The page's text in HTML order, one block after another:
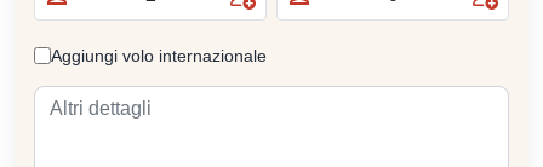
Aggiungi volo internazionale